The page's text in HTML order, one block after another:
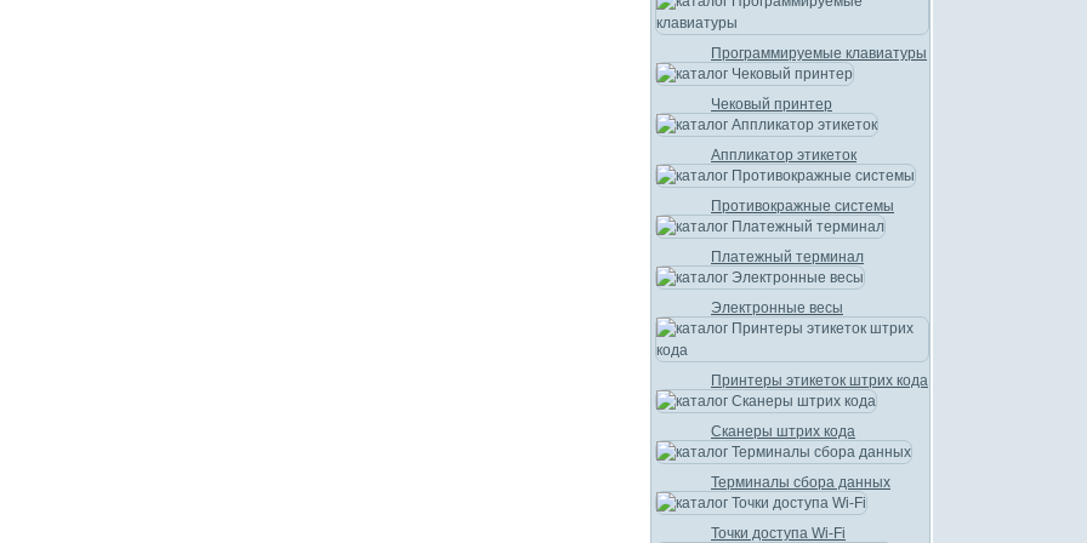
Программируемые клавиатуры
Чековый принтер
Аппликатор этикеток
Противокражные системы
Платежный терминал
Электронные весы
Принтеры этикеток штрих кода
Сканеры штрих кода
Терминалы сбора данных
Точки доступа Wi-Fi